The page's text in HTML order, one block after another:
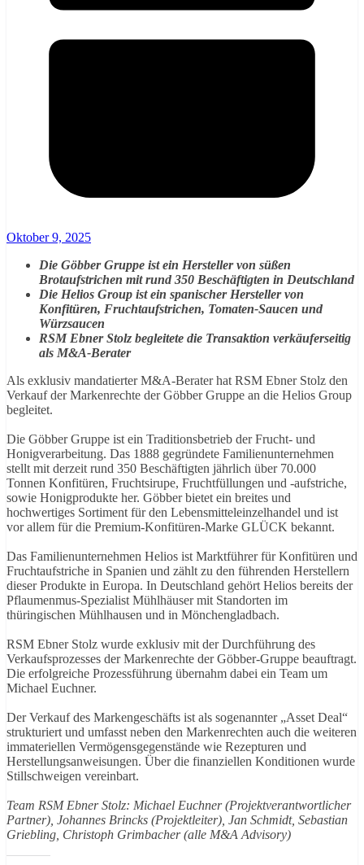
Oktober 9, 2025
Die Göbber Gruppe ist ein Hersteller von süßen
Brotaufstrichen mit rund 350 Beschäftigten in Deutschland
Die Helios Group ist ein spanischer Hersteller von
Konfitüren, Fruchtaufstrichen, Tomaten-Saucen und
Würzsaucen
RSM Ebner Stolz begleitete die Transaktion verkäuferseitig
als M&A-Berater
Als exklusiv mandatierter M&A-Berater hat RSM Ebner Stolz den
Verkauf der Markenrechte der Göbber Gruppe an die Helios Group
begleitet.
Die Göbber Gruppe ist ein Traditionsbetrieb der Frucht- und
Honigverarbeitung. Das 1888 gegründete Familienunternehmen
stellt mit derzeit rund 350 Beschäftigten jährlich über 70.000
Tonnen Konfitüren, Fruchtsirupe, Fruchtfüllungen und -aufstriche,
sowie Honigprodukte her. Göbber bietet ein breites und
hochwertiges Sortiment für den Lebensmitteleinzelhandel und ist
vor allem für die Premium-Konfitüren-Marke GLÜCK bekannt.
Das Familienunternehmen Helios ist Marktführer für Konfitüren und
Fruchtaufstriche in Spanien und zählt zu den führenden Herstellern
dieser Produkte in Europa. In Deutschland gehört Helios bereits der
Pflaumenmus-Spezialist Mühlhäuser mit Standorten im
thüringischen Mühlhausen und in Mönchengladbach.
RSM Ebner Stolz wurde exklusiv mit der Durchführung des
Verkaufsprozesses der Markenrechte der Göbber-Gruppe beauftragt.
Die erfolgreiche Prozessführung übernahm dabei ein Team um
Michael Euchner.
Der Verkauf des Markengeschäfts ist als sogenannter „Asset Deal“
strukturiert und umfasst neben den Markenrechten auch die weiteren
immateriellen Vermögensgegenstände wie Rezepturen und
Herstellungsanweisungen. Über die finanziellen Konditionen wurde
Stillschweigen vereinbart.
Team RSM Ebner Stolz: Michael Euchner (Projektverantwortlicher
Partner), Johannes Brincks (Projektleiter), Jan Schmidt, Sebastian
Griebling, Christoph Grimbacher (alle M&A Advisory)